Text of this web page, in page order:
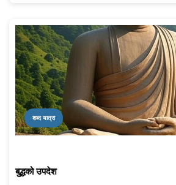
शब्द यात्रा
बुद्धको उपदेश